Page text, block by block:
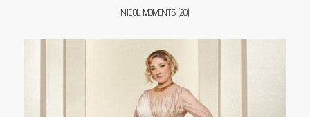
NICOL MOMENTS (20)